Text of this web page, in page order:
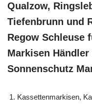
Qualzow,
Tiefenbrunn und
Regow Schleuse
Markisen
Sonnenschutz
Kassettenmarkisen,